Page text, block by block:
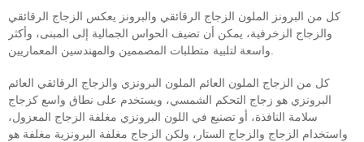
كل من البرونز الملون الزجاج الرقائقي والبرونز يعكس الزجاج الرقائقي
والزجاج الزخرفية، يمكن أن تضيف الحواس الجمالية إلى المبنى، وأكثر
كل من الزجاج الملون العائم الملون البرونزي والزجاج الرقائقي العائم
البرونزي هو زجاج التحكم الشمسي، ويستخدم على نطاق واسع كزجاج
سلامة النافذة، أو تصنيع في اللون البرونزي مغلفة الزجاج المعزول،
واستخدام الزجاج والزجاج الستار، ولكن الزجاج مغلفة البرونزية مغلفة هو